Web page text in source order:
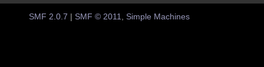
SMF 2.0.7 SMF © 2011, Simple Machines